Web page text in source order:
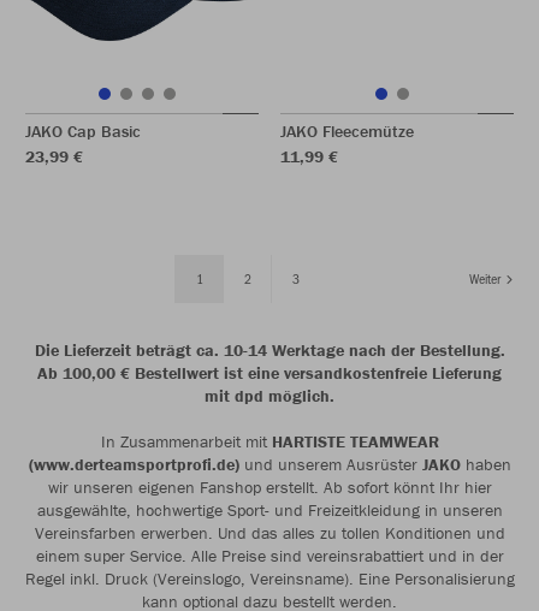
JAKO Cap Basic
23,99 €
JAKO Fleecemütze
11,99 €
1 2 3 Weiter
Die Lieferzeit beträgt ca. 10-14 Werktage nach der Bestellung.
Ab 100,00 € Bestellwert ist eine versandkostenfreie Lieferung
mit dpd möglich.
In Zusammenarbeit mit HARTISTE TEAMWEAR
(www.derteamsportprofi.de)und unserem Ausrüster JAKOhaben
wir unseren eigenen Fanshop erstellt. Ab sofort könnt Ihr hier
ausgewählte, hochwertige Sport- und Freizeitkleidung in unseren
Vereinsfarben erwerben. Und das alles zu tollen Konditionen und
einem super Service. Alle Preise sind vereinsrabattiert und in der
Regel inkl. Druck (Vereinslogo, Vereinsname). Eine Personalisierung
kann optional dazu bestellt werden.